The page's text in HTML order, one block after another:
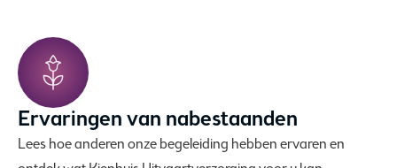
Ervaringen van nabestaanden
Lees hoe anderen onze begeleiding hebben ervaren en